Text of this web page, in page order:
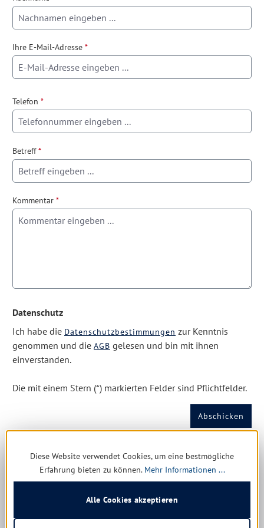
Ihre E-Mail-Adresse *
Telefon *
Betreff*
Kommentar *
Datenschutz
Ich habe die Datenschutzbestimmungen zur Kenntnis
genommen und die AGB gelesen und bin mit ihnen
einverstanden.
Die mit einem Stern (*) markierten Felder sind Pflichtfelder.
Abschicken
News & Angebote
Zum Newsletter anmelden
Diese Website verwendet Cookies, um eine bestmögliche
Erfahrung bieten zu können. Mehr Informationen ...
Alle Cookies akzeptieren